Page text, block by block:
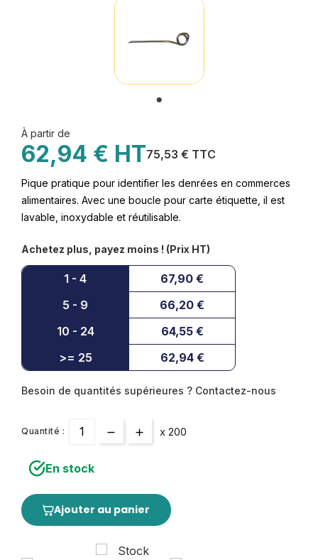
À partir de
62,94 € HT75,53 € TTC
Pique pratique pour identifier les denrées en commerces
alimentaires. Avec une boucle pour carte étiquette, il est
lavable, inoxydable et réutilisable.
Achetez plus, payez moins ! (Prix HT)
1 - 4
67,90 €
5 - 9
66,20 €
10 - 24
64,55 €
>= 25
62,94 €
Besoin de quantités supérieures ? Contactez-nous
Quantité : x 200
En stock
Ajouter au panier